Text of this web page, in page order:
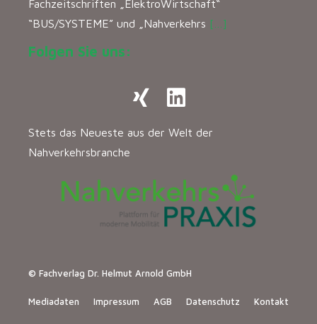
Fachzeitschriften „ElektroWirtschaft“
“BUS/SYSTEME” und „Nahverkehrs […]
Folgen Sie uns:
Stets das Neueste aus der Welt der
Nahverkehrsbranche
© Fachverlag Dr. Helmut Arnold GmbH
Mediadaten Impressum AGB Datenschutz Kontakt